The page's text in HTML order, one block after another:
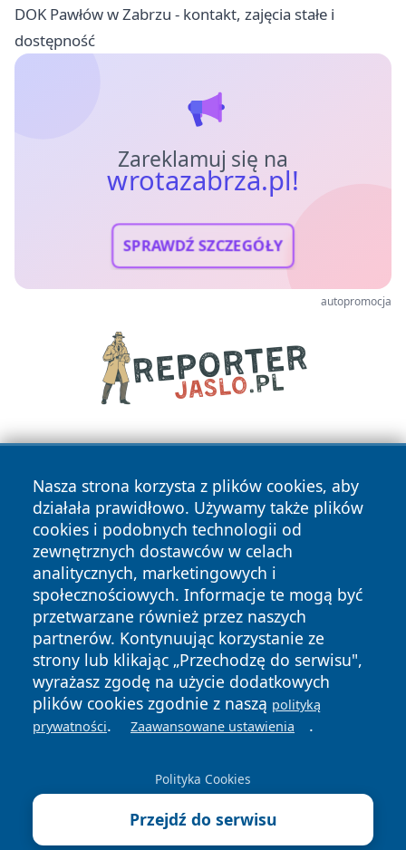
DOK Pawłów w Zabrzu - kontakt, zajęcia stałe i
dostępność
Zareklamuj się na
wrotazabrza.pl!
SPRAWDŹ SZCZEGÓŁY
autopromocja
Nasza strona korzysta z plików cookies, aby
działała prawidłowo. Używamy także plików
cookies i podobnych technologii od
zewnętrznych dostawców w celach
analitycznych, marketingowych i
społecznościowych. Informacje te mogą być
przetwarzane również przez naszych
partnerów. Kontynuując korzystanie ze
strony lub klikając „Przechodzę do serwisu",
wyrażasz zgodę na użycie dodatkowych
plików cookies zgodnie z naszą polityką
prywatności. Zaawansowane ustawienia .
Polityka Cookies
Przejdź do serwisu
Copyright © 2026 wrotazabrza.pl Wszystkie prawa
zastrzeżone.
News Autorzy
Polityka
Prywatności
Polityka
Cookies